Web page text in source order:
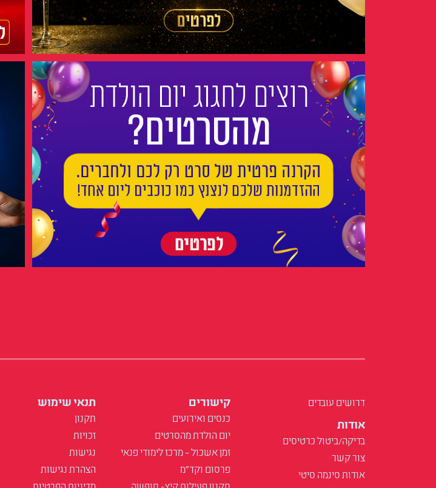
דרושים עובדים
אודות
בדיקה/ביטול כרטיסים
צור קשר
אודות סינמה סיטי
קישורים
כנסים ואירועים
יום הולדת מהסרטים
זמן אשכול – מרכז לימודי פנאי
פרסום וקד"מ
תנאי שימוש
תקנון
זכויות
נגישות
הצהרת נגישות